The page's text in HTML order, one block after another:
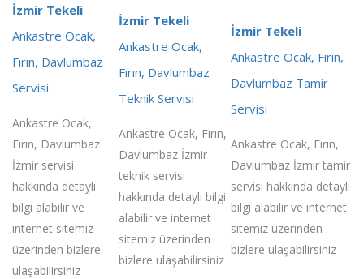
İzmir Tekeli
Ankastre Ocak,
Fırın, Davlumbaz
Servisi
Ankastre Ocak,
Fırın, Davlumbaz
İzmir servisi
hakkında detaylı
bilgi alabilir ve
internet sitemiz
üzerinden bizlere
ulaşabilirsiniz
İzmir Tekeli
Ankastre Ocak,
Fırın, Davlumbaz
Teknik Servisi
Ankastre Ocak, Fırın,
Davlumbaz İzmir
teknik servisi
hakkında detaylı bilgi
alabilir ve internet
sitemiz üzerinden
bizlere ulaşabilirsiniz
İzmir Tekeli
Ankastre Ocak, Fırın,
Davlumbaz Tamir
Servisi
Ankastre Ocak, Fırın,
Davlumbaz İzmir tamir
servisi hakkında detaylı
bilgi alabilir ve internet
sitemiz üzerinden
bizlere ulaşabilirsiniz